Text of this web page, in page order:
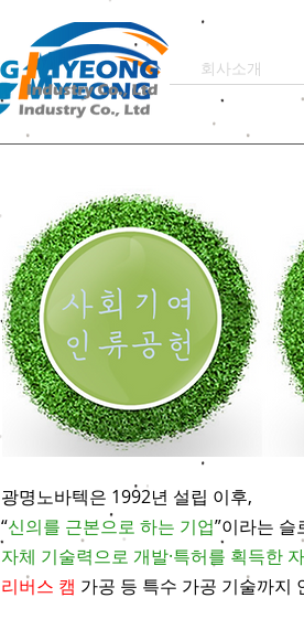
회사소개
광명노바텍은 1992년 설립 이후,
“신의를 근본으로 하는 기업”이라는 슬
자체 기술력으로 개발·특허를 획득한
리버스 캠 가공 등 특수 가공 기술까지